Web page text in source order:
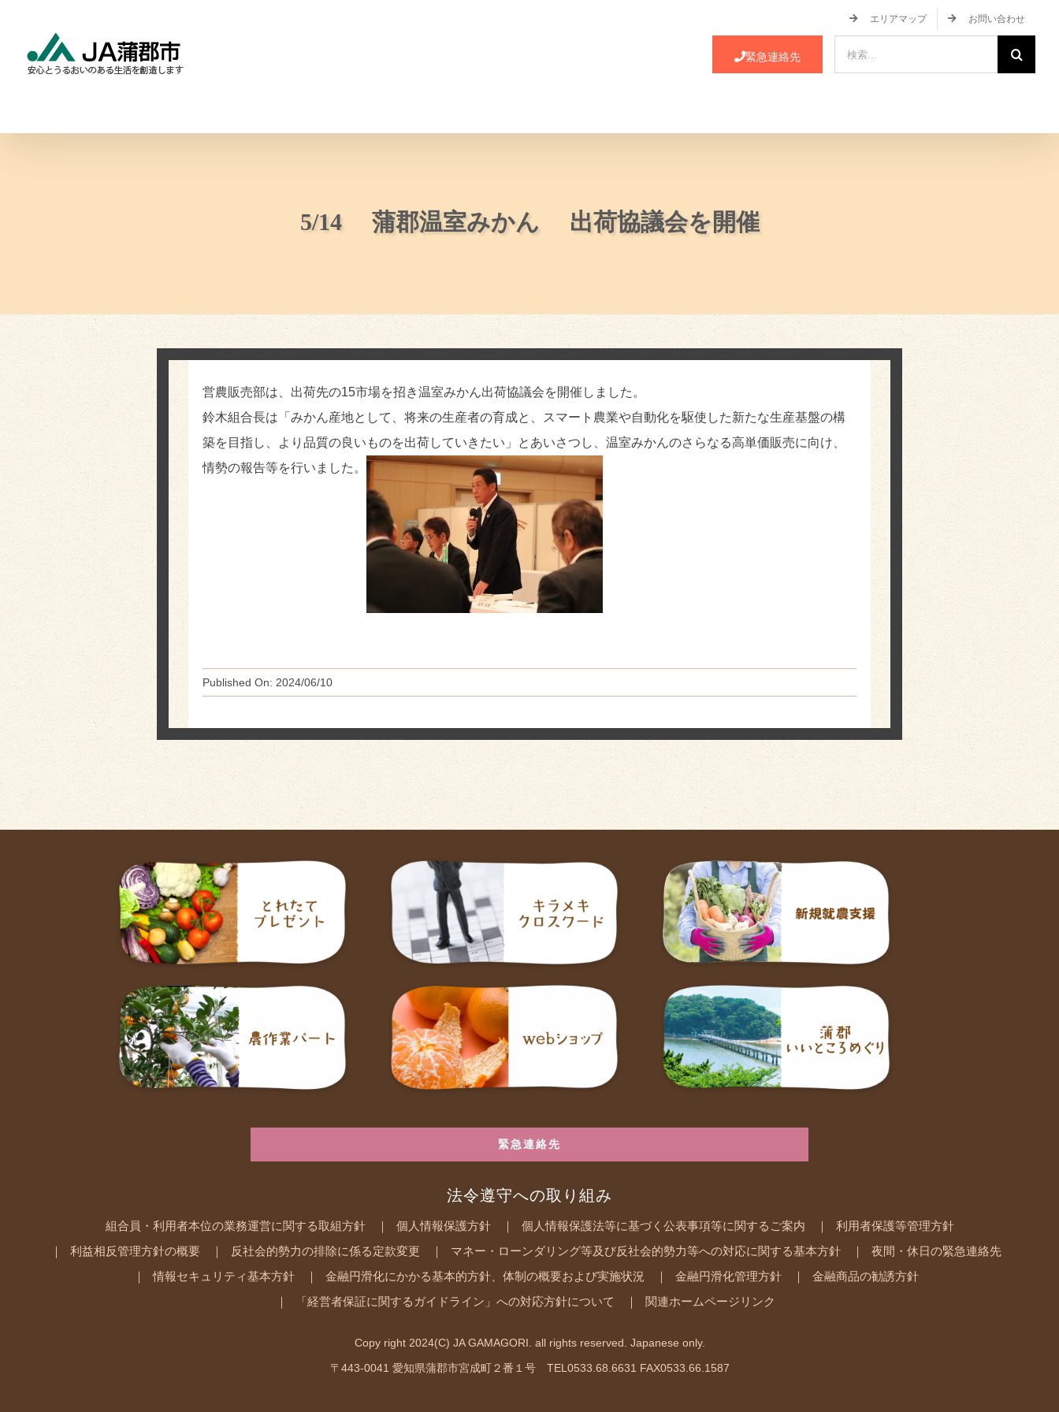
content
エリアマップ お問い合わせ
緊急連絡先
索
5/14 蒲郡温室みかん 出荷協議会を開催
営農販売部は、出荷先の15市場を招き温室みかん出荷協議会を開催しました。
鈴木組合長は「みかん産地として、将来の生産者の育成と、スマート農業や自動化を駆使した新たな生産基盤の構
築を目指し、より品質の良いものを出荷していきたい」とあいさつし、温室みかんのさらなる高単価販売に向け、
情勢の報告等を行いました。
Published On: 2024/06/10
緊急連絡先
法令遵守への取り組み
組合員・利用者本位の業務運営に関する取組方針 個人情報保護方針 個人情報保護法等に基づく公表事項等に関するご案内 利用者保護等管理方針
利益相反管理方針の概要 反社会的勢力の排除に係る定款変更 マネー・ローンダリング等及び反社会的勢力等への対応に関する基本方針 夜間・休日の緊急連絡先
情報セキュリティ基本方針 金融円滑化にかかる基本的方針、体制の概要および実施状況 金融円滑化管理方針 金融商品の勧誘方針
「経営者保証に関するガイドライン」への対応方針について 関連ホームページリンク
Copy right 2024(C) JA GAMAGORI. all rights reserved. Japanese only.
〒443-0041 愛知県蒲郡市宮成町２番１号 TEL0533.68.6631 FAX0533.66.1587